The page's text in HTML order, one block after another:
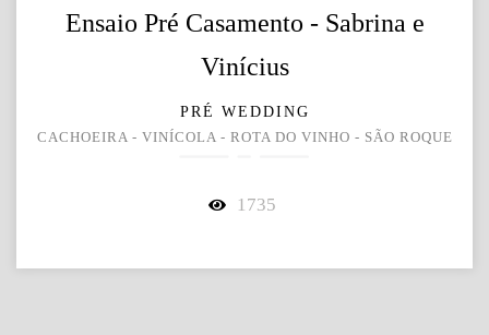
Ensaio Pré Casamento - Sabrina e
Vinícius
PRÉ WEDDING
CACHOEIRA - VINÍCOLA - ROTA DO VINHO - SÃO ROQUE
1735